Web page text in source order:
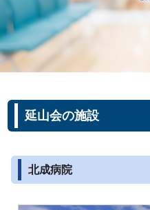
延山会の施設
北成病院